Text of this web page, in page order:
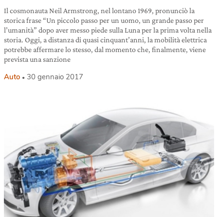
Il cosmonauta Neil Armstrong, nel lontano 1969, pronunciò la
storica frase “Un piccolo passo per un uomo, un grande passo per
l’umanità” dopo aver messo piede sulla Luna per la prima volta nella
storia. Oggi, a distanza di quasi cinquant’anni, la mobilità elettrica
potrebbe affermare lo stesso, dal momento che, finalmente, viene
prevista una sanzione
Auto 30 gennaio 2017